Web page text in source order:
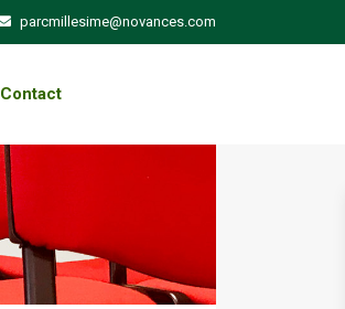
parcmillesime@novances.com
Contact